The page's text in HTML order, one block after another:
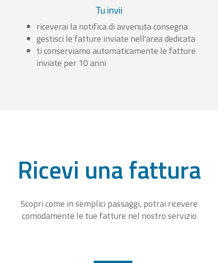
Tu invii
riceverai la notifica di avvenuta consegna
gestisci le fatture inviate nell'area dedicata
ti conserviamo automaticamente le fatture
inviate per 10 anni
Ricevi una fattura
Scopri come in semplici passaggi, potrai ricevere
comodamente le tue fatture nel nostro servizio